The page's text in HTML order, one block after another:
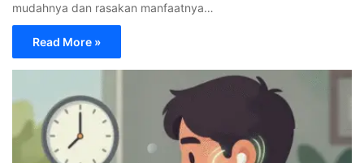
mudahnya dan rasakan manfaatnya…
Read More »